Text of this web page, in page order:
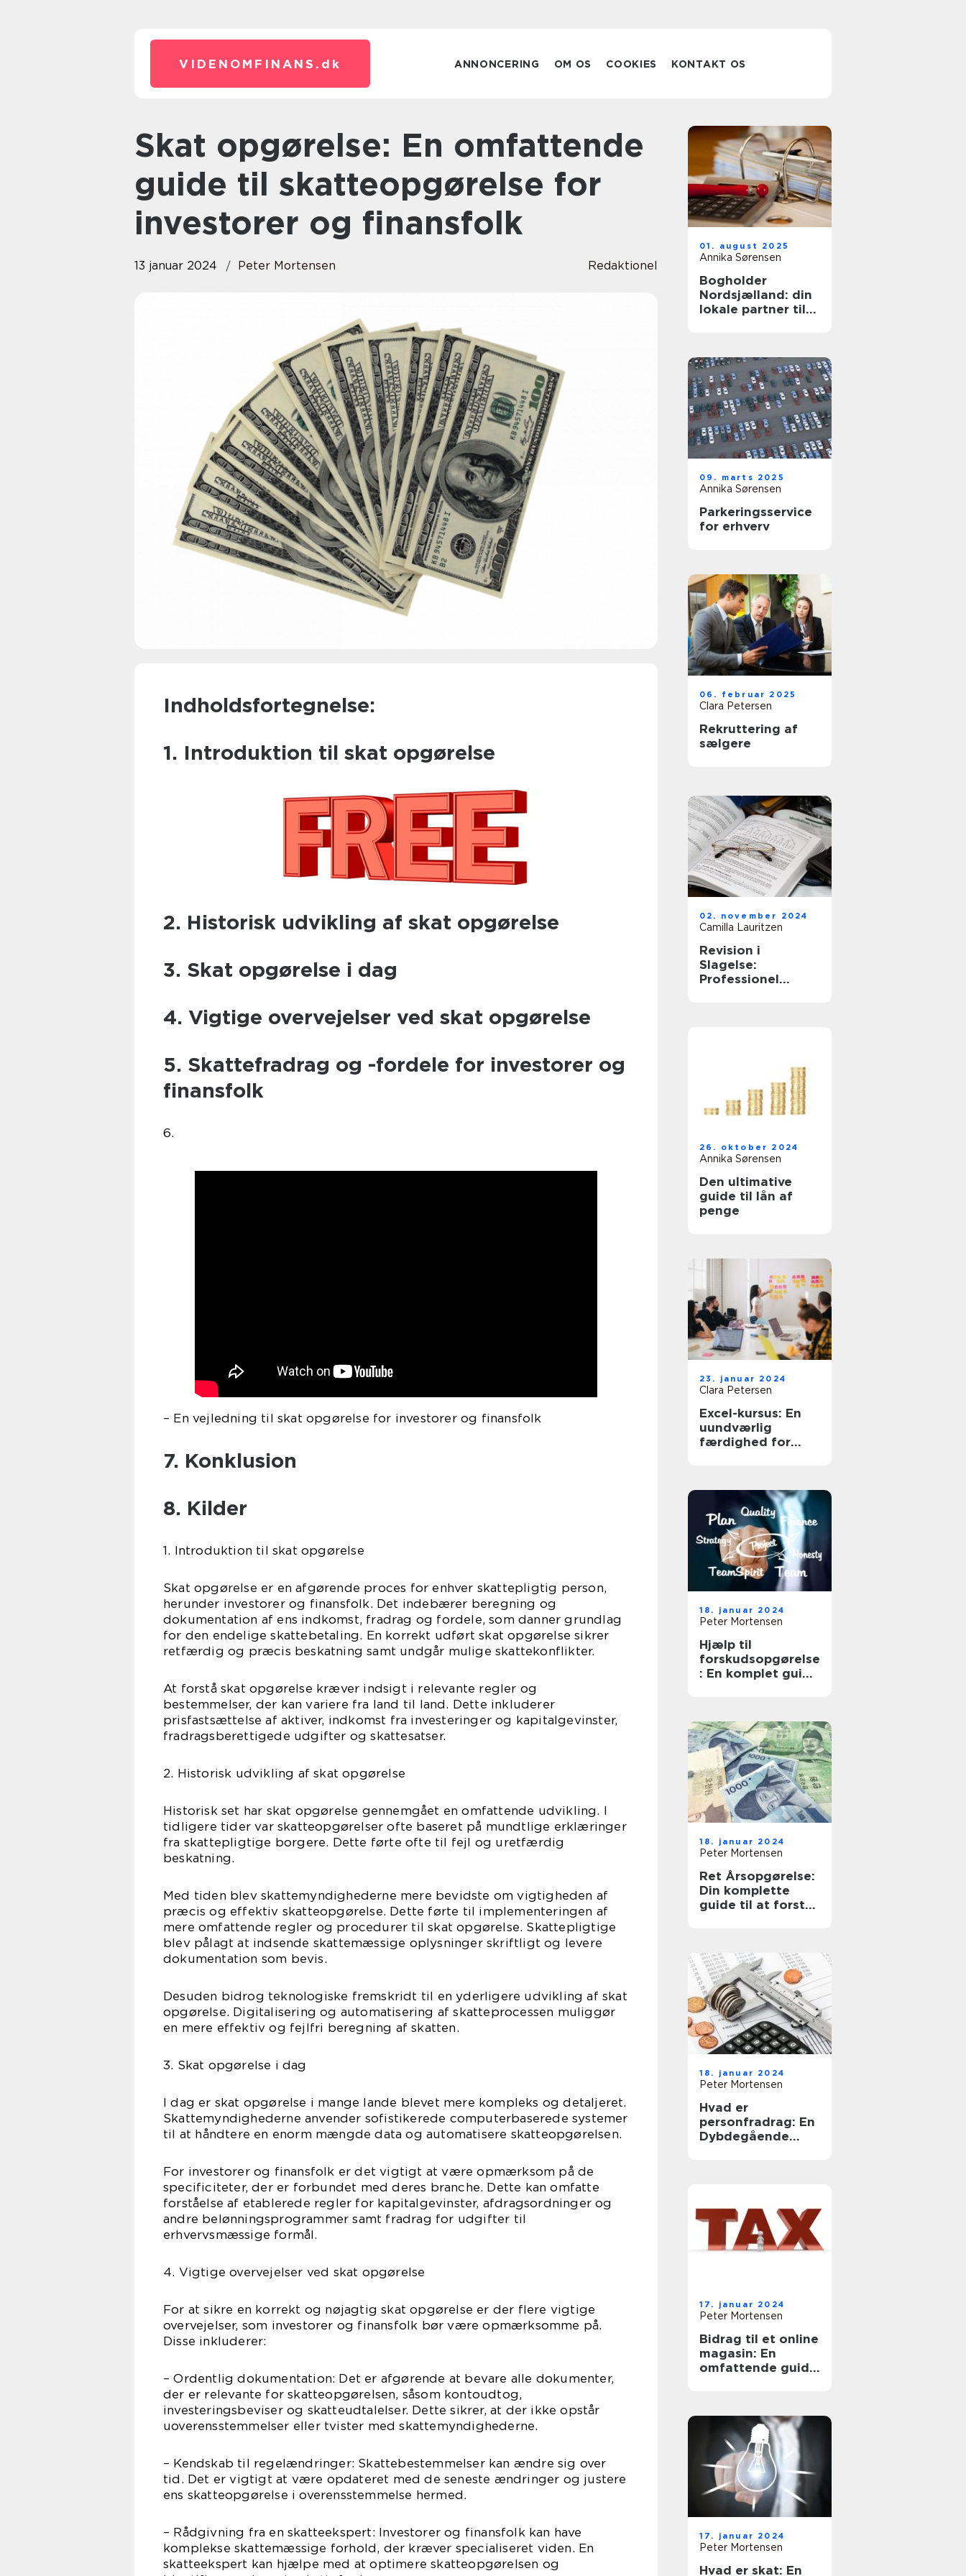
VIDENOMFINANS. dk ANNONCERING OM OS COOKIES KONTAKT OS
Skat opgørelse: En omfattende
guide til skatteopgørelse for
investorer og finansfolk
13 januar 2024 Peter Mortensen Redaktionel
Indholdsfortegnelse:
1. Introduktion til skat opgørelse
2. Historisk udvikling af skat opgørelse
3. Skat opgørelse i dag
4. Vigtige overvejelser ved skat opgørelse
5. Skattefradrag og -fordele for investorer og
finansfolk
6.
– En vejledning til skat opgørelse for investorer og finansfolk
7. Konklusion
8. Kilder
1. Introduktion til skat opgørelse
Skat opgørelse er en afgørende proces for enhver skattepligtig person,
herunder investorer og finansfolk. Det indebærer beregning og
dokumentation af ens indkomst, fradrag og fordele, som danner grundlag
for den endelige skattebetaling. En korrekt udført skat opgørelse sikrer
retfærdig og præcis beskatning samt undgår mulige skattekonflikter.
At forstå skat opgørelse kræver indsigt i relevante regler og
bestemmelser, der kan variere fra land til land. Dette inkluderer
prisfastsættelse af aktiver, indkomst fra investeringer og kapitalgevinster,
fradragsberettigede udgifter og skattesatser.
2. Historisk udvikling af skat opgørelse
Historisk set har skat opgørelse gennemgået en omfattende udvikling. I
tidligere tider var skatteopgørelser ofte baseret på mundtlige erklæringer
fra skattepligtige borgere. Dette førte ofte til fejl og uretfærdig
beskatning.
Med tiden blev skattemyndighederne mere bevidste om vigtigheden af
præcis og effektiv skatteopgørelse. Dette førte til implementeringen af
mere omfattende regler og procedurer til skat opgørelse. Skattepligtige
blev pålagt at indsende skattemæssige oplysninger skriftligt og levere
dokumentation som bevis.
Desuden bidrog teknologiske fremskridt til en yderligere udvikling af skat
opgørelse. Digitalisering og automatisering af skatteprocessen muliggør
en mere effektiv og fejlfri beregning af skatten.
3. Skat opgørelse i dag
I dag er skat opgørelse i mange lande blevet mere kompleks og detaljeret.
Skattemyndighederne anvender sofistikerede computerbaserede systemer
til at håndtere en enorm mængde data og automatisere skatteopgørelsen.
For investorer og finansfolk er det vigtigt at være opmærksom på de
specificiteter, der er forbundet med deres branche. Dette kan omfatte
forståelse af etablerede regler for kapitalgevinster, afdragsordninger og
andre belønningsprogrammer samt fradrag for udgifter til
erhvervsmæssige formål.
4. Vigtige overvejelser ved skat opgørelse
For at sikre en korrekt og nøjagtig skat opgørelse er der flere vigtige
overvejelser, som investorer og finansfolk bør være opmærksomme på.
Disse inkluderer:
– Ordentlig dokumentation: Det er afgørende at bevare alle dokumenter,
der er relevante for skatteopgørelsen, såsom kontoudtog,
investeringsbeviser og skatteudtalelser. Dette sikrer, at der ikke opstår
uoverensstemmelser eller tvister med skattemyndighederne.
– Kendskab til regelændringer: Skattebestemmelser kan ændre sig over
tid. Det er vigtigt at være opdateret med de seneste ændringer og justere
ens skatteopgørelse i overensstemmelse hermed.
– Rådgivning fra en skatteekspert: Investorer og finansfolk kan have
komplekse skattemæssige forhold, der kræver specialiseret viden. En
skatteekspert kan hjælpe med at optimere skatteopgørelsen og
01. august 2025
Annika Sørensen
Bogholder
Nordsjælland: din
lokale partner til
09. marts 2025
Annika Sørensen
Parkeringsservice
for erhverv
06. februar 2025
Clara Petersen
Rekruttering af
sælgere
02. november 2024
Camilla Lauritzen
Revision i
Slagelse:
Professionel
26. oktober 2024
Annika Sørensen
Den ultimative
guide til lån af
penge
23. januar 2024
Clara Petersen
Excel-kursus: En
uundværlig
færdighed for
18. januar 2024
Peter Mortensen
Hjælp til
forskudsopgørelse
: En komplet guide
18. januar 2024
Peter Mortensen
Ret Årsopgørelse:
Din komplette
guide til at forstå
18. januar 2024
Peter Mortensen
Hvad er
personfradrag: En
Dybdegående
17. januar 2024
Peter Mortensen
Bidrag til et online
magasin: En
omfattende guide
17. januar 2024
Peter Mortensen
Hvad er skat: En